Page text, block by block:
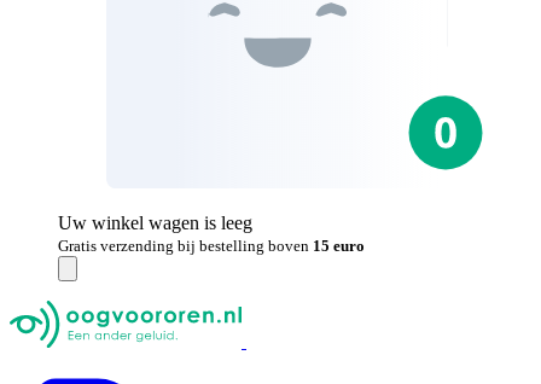
Uw winkel wagen is leeg
Gratis verzending bij bestelling boven 15 euro